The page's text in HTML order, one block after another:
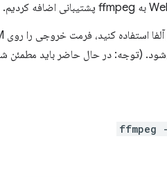
(توجه: در حال حاضر باید مطمئن
ffmpeg